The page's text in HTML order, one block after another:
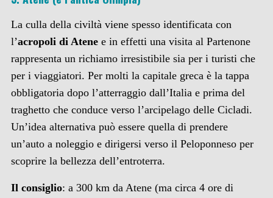
La culla della civiltà viene spesso identificata con
l’acropoli di Atenee in effetti una visita al Partenone
rappresenta un richiamo irresistibile sia per i turisti che
per i viaggiatori. Per molti la capitale greca è la tappa
obbligatoria dopo l’atterraggio dall’Italia e prima del
traghetto che conduce verso l’arcipelago delle Cicladi.
Un’idea alternativa può essere quella di prendere
un’auto a noleggio e dirigersi verso il Peloponneso per
scoprire la bellezza dell’entroterra.
Il consiglio: a 300 km da Atene (ma circa 4 ore di